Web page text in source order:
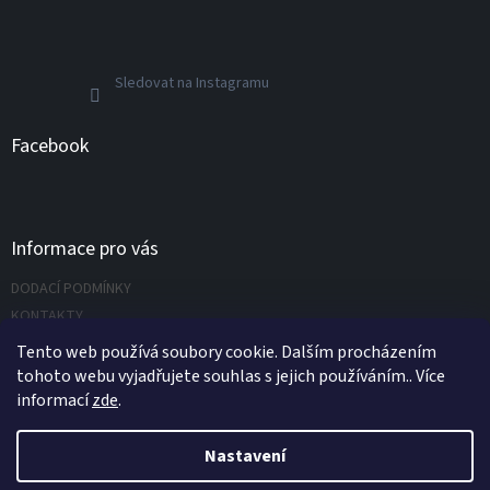
Tento web používá soubory cookie. Dalším procházením
tohoto webu vyjadřujete souhlas s jejich používáním.. Více
informacízde.
Nastavení
Sledovat na Instagramu
Facebook
Informace pro vás
DODACÍ PODMÍNKY
KONTAKTY
Napište nám